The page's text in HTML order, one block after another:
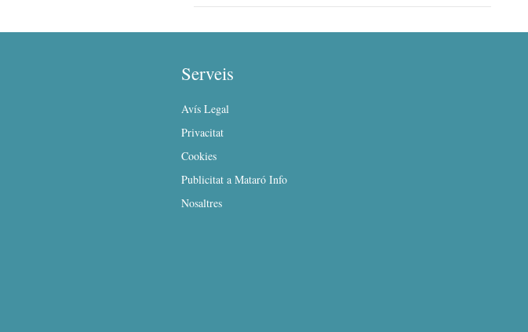
Serveis
Avís Legal
Privacitat
Cookies
Publicitat a Mataró Info
Nosaltres